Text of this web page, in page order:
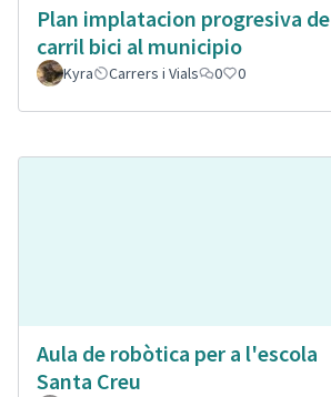
Plan implatacion progresiva de
carril bici al municipio
Kyra Carrers i Vials 0 0
Aula de robòtica per a l'escola
Santa Creu